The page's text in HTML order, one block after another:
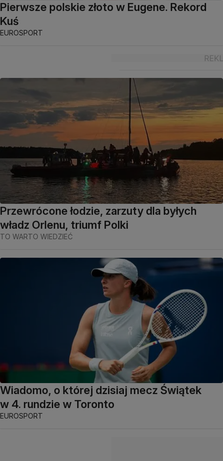
Pierwsze polskie złoto w Eugene. Rekord
Kuś
EUROSPORT
Przewrócone łodzie, zarzuty dla byłych
władz Orlenu, triumf Polki
TO WARTO WIEDZIEĆ
Wiadomo, o której dzisiaj mecz Świątek
w 4. rundzie w Toronto
EUROSPORT